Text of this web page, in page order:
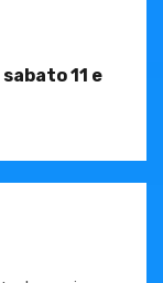
11 e